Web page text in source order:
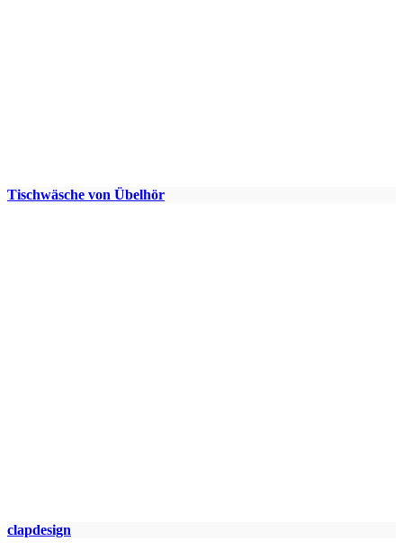
Tischwäsche von Übelhör
clapdesign